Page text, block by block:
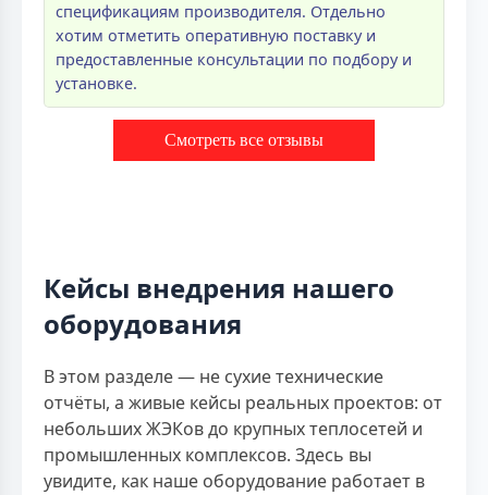
спецификациям производителя. Отдельно
хотим отметить оперативную поставку и
предоставленные консультации по подбору и
установке.
Смотреть все отзывы
Кейсы внедрения нашего
оборудования
В этом разделе — не сухие технические
отчёты, а живые кейсы реальных проектов: от
небольших ЖЭКов до крупных теплосетей и
промышленных комплексов. Здесь вы
увидите, как наше оборудование работает в